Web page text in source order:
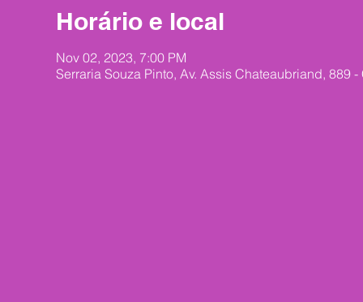
Horário e local
Nov 02, 2023, 7:00 PM
Serraria Souza Pinto, Av. Assis Chateaubriand, 889